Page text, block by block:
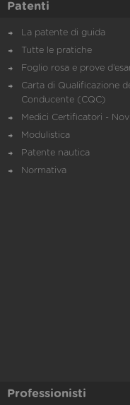
Patenti
La patente di guida
Tutte le pratiche
Foglio rosa e prove
Carta di Qualificazione
Conducente (CQC)
Medici Certificatori -
Modulistica
Patente nautica
Normativa
Professionisti